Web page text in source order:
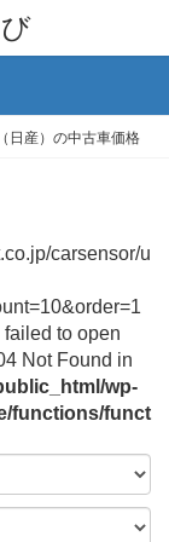
日産）の中古車価格
carsensor/u
to open
Not Found in
wp-
functions/funct